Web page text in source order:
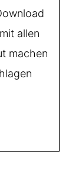
allen
machen